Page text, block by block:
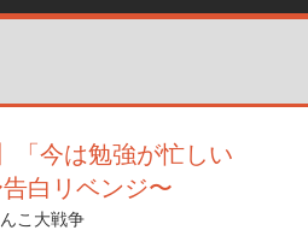
「今は勉強が忙しい
白リベンジ〜
こ大戦争